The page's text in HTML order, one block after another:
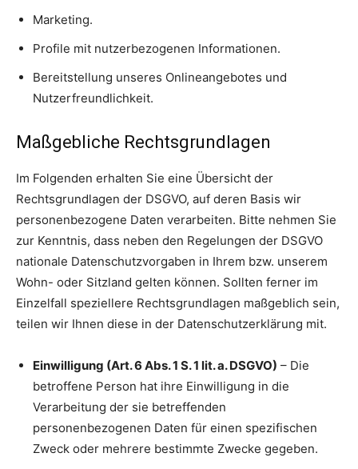
Marketing.
Profile mit nutzerbezogenen Informationen.
Bereitstellung unseres Onlineangebotes und
Nutzerfreundlichkeit.
Maßgebliche Rechtsgrundlagen
Im Folgenden erhalten Sie eine Übersicht der
Rechtsgrundlagen der DSGVO, auf deren Basis wir
personenbezogene Daten verarbeiten. Bitte nehmen Sie
zur Kenntnis, dass neben den Regelungen der DSGVO
nationale Datenschutzvorgaben in Ihrem bzw. unserem
Wohn- oder Sitzland gelten können. Sollten ferner im
Einzelfall speziellere Rechtsgrundlagen maßgeblich sein,
teilen wir Ihnen diese in der Datenschutzerklärung mit.
Einwilligung (Art. 6 Abs. 1 S. 1 lit. a. DSGVO) – Die
betroffene Person hat ihre Einwilligung in die
Verarbeitung der sie betreffenden
personenbezogenen Daten für einen spezifischen
Zweck oder mehrere bestimmte Zwecke gegeben.